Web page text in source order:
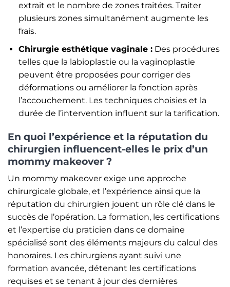
extrait et le nombre de zones traitées. Traiter
plusieurs zones simultanément augmente les
frais.
Chirurgie esthétique vaginale :Des procédures
telles que la labioplastie ou la vaginoplastie
peuvent être proposées pour corriger des
déformations ou améliorer la fonction après
l’accouchement. Les techniques choisies et la
durée de l’intervention influent sur la tarification.
En quoi l’expérience et la réputation du
chirurgien influencent-elles le prix d’un
mommy makeover ?
Un mommy makeover exige une approche
chirurgicale globale, et l’expérience ainsi que la
réputation du chirurgien jouent un rôle clé dans le
succès de l’opération. La formation, les certifications
et l’expertise du praticien dans ce domaine
spécialisé sont des éléments majeurs du calcul des
honoraires. Les chirurgiens ayant suivi une
formation avancée, détenant les certifications
requises et se tenant à jour des dernières